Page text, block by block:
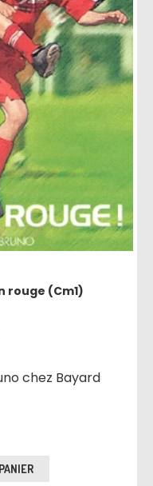
rouge (Cm1)
chez Bayard